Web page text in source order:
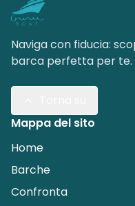
Naviga con fiducia:
barca perfetta per te.
Mappa del sito
Home
Barche
Confronta